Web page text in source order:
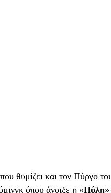
θυμίζει και τον Πύργο
όπου άνοιξε η «Πύλη»